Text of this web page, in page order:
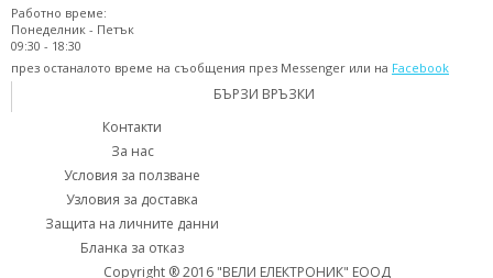
Работно време:
Понеделник - Петък
09:30 - 18:30
през останалото време на съобщения през Messenger или на Facebook
БЪРЗИ ВРЪЗКИ
Контакти
За нас
Условия за ползване
Узловия за доставка
Защита на личните данни
Бланка за отказ
Copyright ® 2016 "ВЕЛИ ЕЛЕКТРОНИК" ЕООД